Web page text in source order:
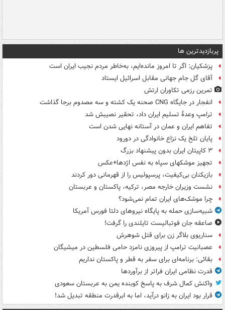
پربازدیدترین ها
پزشکیان: اگر تا امروز مانده‌ایم، به‌خاطر مردم نجیب ایران است
آقای گل جام جهانی مقابل اسرائیل ایستاد
تمرین رزمی تکاوران ارتش
انفجار در جایگاه CNG صحنه یک کشته و سه مصدوم برجا گذاشت
ترامپ وعدۀ تسلیم ایران داد، تحقیر نصیبش شد
تفاهم ایران و عمان در آستانه نهایی شدن است
پایان تلخ یک نزاع خانوادگی در دورود
۳ کاپیتان ایران بدون پیشنهاد بزرگ
تجهیز موشکهای سپاه به نفس اژدها+عکس
بازیکنان بی‌کیفیت، پرسپولیس را از قهرمانی دور کردند
نشست وزیران خارجه مصر، ترکیه، پاکستان و عربستان
چرا موشک‌های ایران تمام نمی‌شود؟
شبیه‌سازی حمله به پایگاه نیروهای دلتا فورس آمریکا
صاعقه جان فوتبالیست تایلندی را گرفت!
سناریوی بلاگر زن برای قتل شوهرش
عصبانیت ترامپ از پیروزی نامزد حامی فلسطین در میشیگان
بقائی: برنامه‌ای برای سفر به قطر و پاکستان نداریم
قدرت نظامی ایران فراتر از برآوردها
واکنش کمال شرف به پاسخ کوبنده یمن به عربستان سعودی
قرار بود ایران به زانو درآید، اما به ابرقدرت منطقه تبدیل شد!